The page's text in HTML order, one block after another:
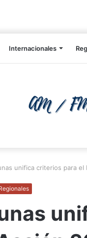
Internacionales
unifica criterios para